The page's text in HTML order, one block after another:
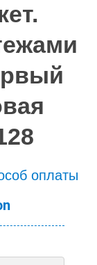
оплаты